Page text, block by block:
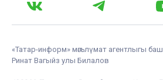
«Татар-информ» мәгълүмат агентлыгы
Ринат Вагыйз улы Билалов